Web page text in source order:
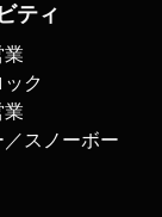
ティ
業
ク
業
スノーボー